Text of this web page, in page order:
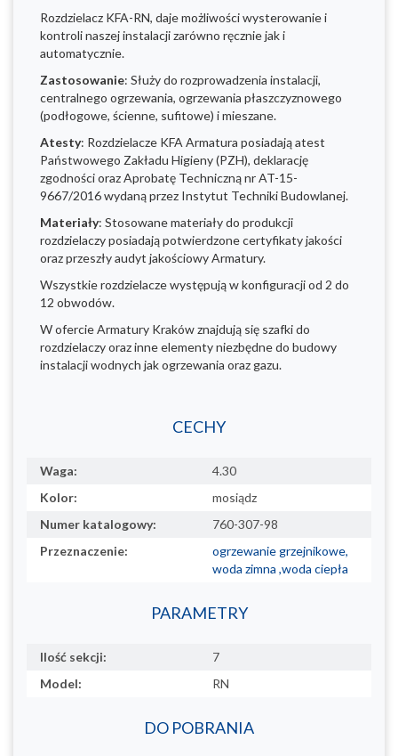
Rozdzielacz KFA-RN, daje możliwości wysterowanie i
kontroli naszej instalacji zarówno ręcznie jak i
automatycznie.
Zastosowanie: Służy do rozprowadzenia instalacji,
centralnego ogrzewania, ogrzewania płaszczyznowego
(podłogowe, ścienne, sufitowe) i mieszane.
Atesty: Rozdzielacze KFA Armatura posiadają atest
Państwowego Zakładu Higieny (PZH), deklarację
zgodności oraz Aprobatę Techniczną nr AT-15-
9667/2016 wydaną przez Instytut Techniki Budowlanej.
Materiały: Stosowane materiały do produkcji
rozdzielaczy posiadają potwierdzone certyfikaty jakości
oraz przeszły audyt jakościowy Armatury.
Wszystkie rozdzielacze występują w konfiguracji od 2 do
12 obwodów.
W ofercie Armatury Kraków znajdują się szafki do
rozdzielaczy oraz inne elementy niezbędne do budowy
instalacji wodnych jak ogrzewania oraz gazu.
CECHY
Waga:
4.30
Kolor:
mosiądz
Numer katalogowy:
760-307-98
Przeznaczenie:
ogrzewanie grzejnikowe,
woda zimna ,woda ciepła
PARAMETRY
Ilość sekcji:
7
Model:
RN
DO POBRANIA